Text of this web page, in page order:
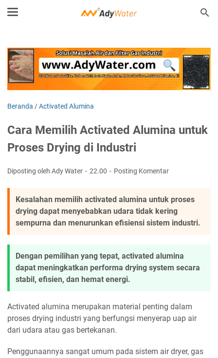
Beranda /Activated Alumina
Cara Memilih Activated Alumina untuk
Proses Drying di Industri
Diposting oleh Ady Water 22.00 Posting Komentar
Kesalahan memilih activated alumina untuk proses
drying dapat menyebabkan udara tidak kering
sempurna dan menurunkan efisiensi sistem industri.
Dengan pemilihan yang tepat, activated alumina
dapat meningkatkan performa drying system secara
stabil, efisien, dan hemat energi.
Activated alumina merupakan material penting dalam
proses drying industri yang berfungsi menyerap uap air
dari udara atau gas bertekanan.
Penggunaannya sangat umum pada sistem air dryer, gas